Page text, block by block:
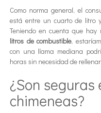
Como norma general, el
está entre un cuarto de litro
Teniendo en cuenta que hay
litros de combustible,
con una llama mediana
horas sin necesidad de
¿Son seguras
chimeneas?